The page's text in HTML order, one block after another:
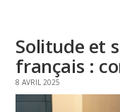
Solitude et
français :
8 AVRIL 2025